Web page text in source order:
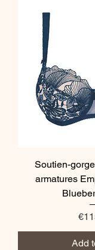
Soutien-
armatures
Add